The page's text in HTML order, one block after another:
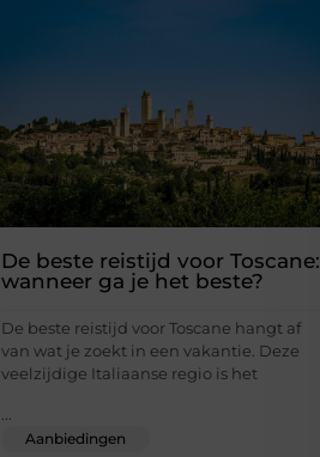
De beste reistijd voor Toscane:
wanneer ga je het beste?
De beste reistijd voor Toscane hangt af
van wat je zoekt in een vakantie. Deze
veelzijdige Italiaanse regio is het
Aanbiedingen